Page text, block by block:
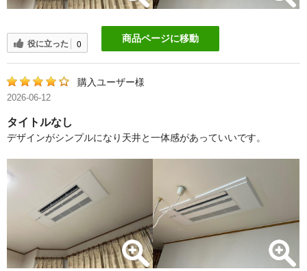
役に立った 0 商品ページに移動
購入ユーザー様
2026-06-12
タイトルなし
デザインがシンプルになり天井と一体感があっていいです。